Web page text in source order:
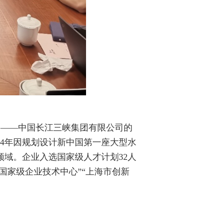
——中国长江三峡集团有限公司的
年因规划设计新中国第一座大型水
。企业入选国家级人才计划 32 人
家级企业技术中心”“上海市创新